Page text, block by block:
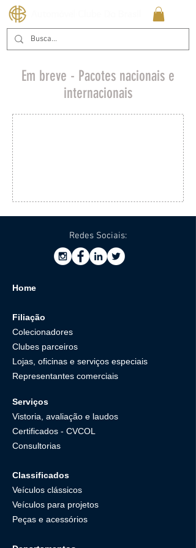
Em breve - Pacotes nacionais e
internacionais
Redes Sociais:
Home
Filiação
Colecionadores
Clubes parceiros
Lojas, oficinas e serviços especiais
Representantes comerciais
Serviços
Vistoria, avaliação e laudos
Certificados - CVCOL
Consultorias
Classificados
Veículos clássicos
Veículos para projetos
Peças e acessórios